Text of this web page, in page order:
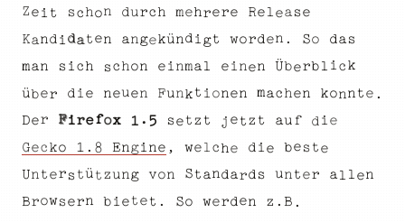
Z e i t sc hon durc h mehrere Re l ease
Kand i daten angekünd i gt worden . So das
man s i c h sc hon e i nmal e i nen Ü ber b l i c k
ü ber d i e neuen Funk t i onen mac hen konn te .
Der Firefox 1 . 5 setz t j e tz t au f d i e
Gec ko 1 . 8 Engi ne , we l c he d i e be s te
U n ter s tü tzung von S tandard s unter al l en
Brow sern b i e t e t . So werden z . B .